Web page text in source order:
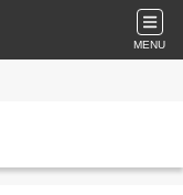
MENU